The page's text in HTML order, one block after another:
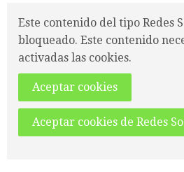
Este contenido del tipo Redes
bloqueado. Este contenido
activadas las cookies.
Aceptar cookies
Aceptar cookies de Redes